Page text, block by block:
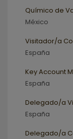
Químico de
México
Visitador/a
España
Key Account
España
Delegado/a
España
Delegado/a